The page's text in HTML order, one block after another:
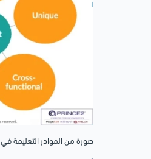
صورة من الموادر التعليمة في